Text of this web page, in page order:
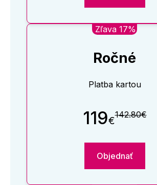
Zľava 17%
Ročné
Platba kartou
119€142.80€
Objednať